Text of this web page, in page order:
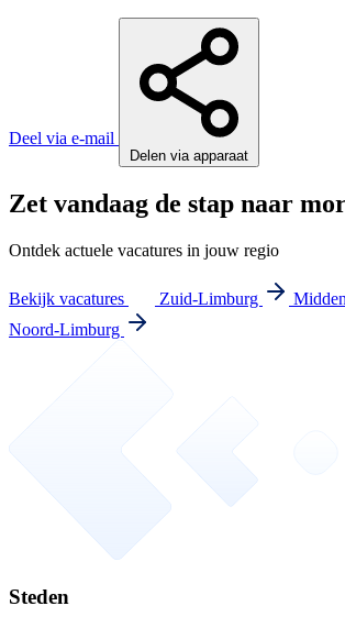
Deel via e-mail
Delen via apparaat
Zet vandaag de stap naar
Ontdek actuele vacatures in jouw regio
Bekijk vacatures Zuid-Limburg
Noord-Limburg
Steden